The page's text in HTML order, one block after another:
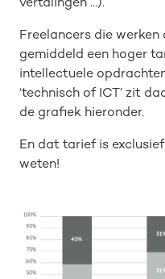
vertalingen …).
Freelancers die
gemiddeld een hoger
intellectuele
‘technisch of ICT’ zit
de grafiek hieronder.
En dat tarief is
weten!